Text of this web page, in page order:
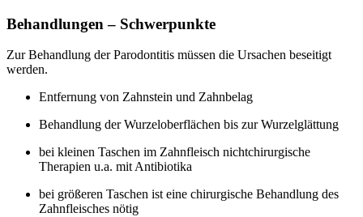
Behandlungen – Schwerpunkte
Zur Behandlung der Parodontitis müssen die Ursachen beseitigt
werden.
Entfernung von Zahnstein und Zahnbelag
Behandlung der Wurzeloberflächen bis zur Wurzelglättung
bei kleinen Taschen im Zahnfleisch nichtchirurgische
Therapien u.a. mit Antibiotika
bei größeren Taschen ist eine chirurgische Behandlung des
Zahnfleisches nötig